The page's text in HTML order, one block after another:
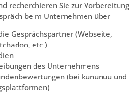
recherchieren Sie zur Vorbereitung
beim Unternehmen über
Gesprächspartner (Webseite,
etc.)
des Unternehmens
(bei kununuu und